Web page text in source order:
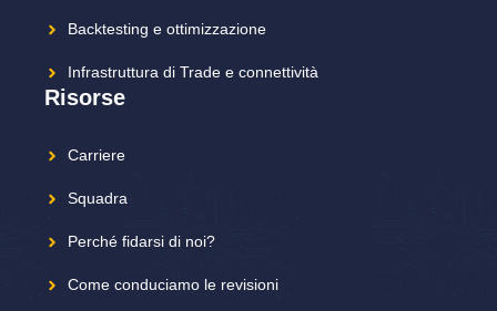
Backtesting e ottimizzazione
Infrastruttura di Trade e connettività
Risorse
Carriere
Squadra
Perché fidarsi di noi?
Come conduciamo le revisioni